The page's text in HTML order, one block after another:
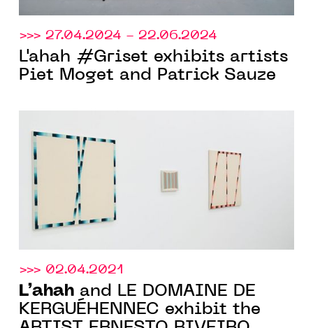
>>> 27.04.2024 - 22.06.2024
L'ahah #Griset exhibits artists
Piet Moget and Patrick Sauze
>>> 02.04.2021
L’ahah and LE DOMAINE DE
KERGUÉHENNEC exhibit the